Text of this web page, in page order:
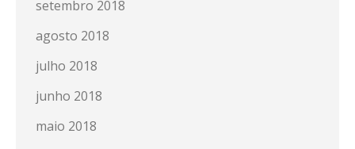
setembro 2018
agosto 2018
julho 2018
junho 2018
maio 2018